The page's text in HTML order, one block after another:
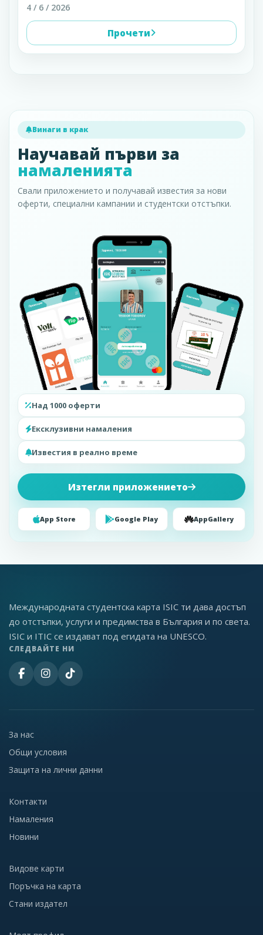
4 / 6 / 2026
Прочети
Винаги в крак
Научавай първи за
намаленията
Свали приложението и получавай известия за нови
оферти, специални кампании и студентски отстъпки.
Над 1000 оферти
Ексклузивни намаления
Известия в реално време
Изтегли приложението
App Store Google Play AppGallery
Международната студентска карта ISIC ти дава достъп
до отстъпки, услуги и предимства в България и по света.
ISIC и ITIC се издават под егидата на UNESCO.
СЛЕДВАЙТЕ НИ
За нас
Общи условия
Защита на лични данни
Контакти
Намаления
Новини
Видове карти
Поръчка на карта
Стани издател